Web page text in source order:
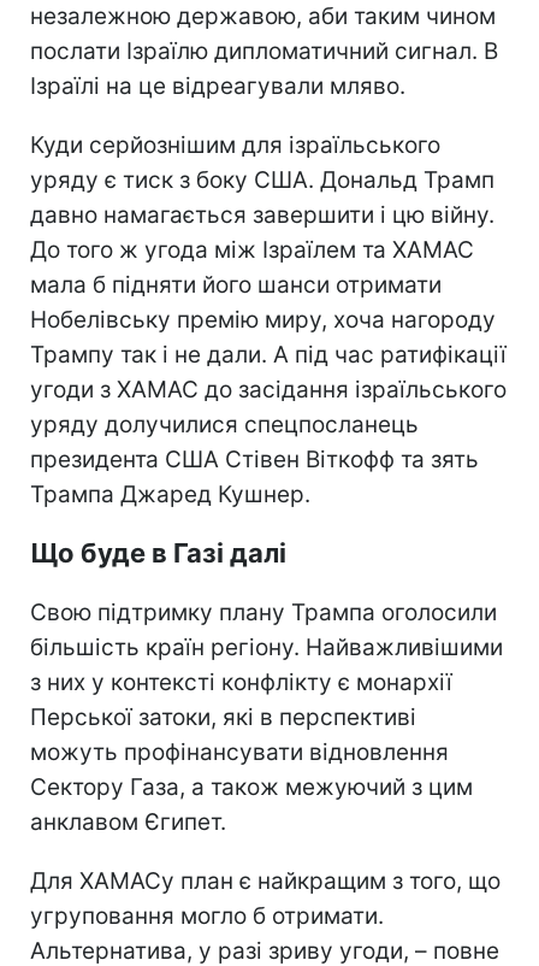
незалежною державою, аби таким чином
послати Ізраїлю дипломатичний сигнал. В
Ізраїлі на це відреагували мляво.
Куди серйознішим для ізраїльського
уряду є тиск з боку США. Дональд Трамп
давно намагається завершити і цю війну.
До того ж угода між Ізраїлем та ХАМАС
мала б підняти його шанси отримати
Нобелівську премію миру, хоча нагороду
Трампу так і не дали. А під час ратифікації
угоди з ХАМАС до засідання ізраїльського
уряду долучилися спецпосланець
президента США Стівен Віткофф та зять
Трампа Джаред Кушнер.
Що буде в Газі далі
Свою підтримку плану Трампа оголосили
більшість країн регіону. Найважливішими
з них у контексті конфлікту є монархії
Перської затоки, які в перспективі
можуть профінансувати відновлення
Сектору Газа, а також межуючий з цим
анклавом Єгипет.
Для ХАМАСу план є найкращим з того, що
угруповання могло б отримати.
Альтернатива, у разі зриву угоди, – повне